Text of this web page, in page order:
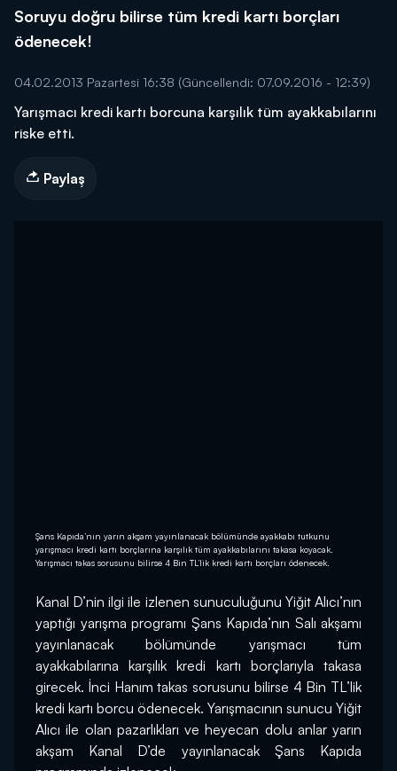
Soruyu doğru bilirse tüm kredi kartı borçları
ödenecek!
04.02.2013 Pazartesi 16:38 (Güncellendi: 07.09.2016 - 12:39)
Yarışmacı kredi kartı borcuna karşılık tüm ayakkabılarını
riske etti.
Paylaş
Şans Kapıda’nın yarın akşam yayınlanacak bölümünde ayakkabı tutkunu
yarışmacı kredi kartı borçlarına karşılık tüm ayakkabılarını takasa koyacak.
Yarışmacı takas sorusunu bilirse 4 Bin TL’lik kredi kartı borçları ödenecek.
Kanal D’nin ilgi ile izlenen sunuculuğunu Yiğit Alıcı’nın
yaptığı yarışma programı Şans Kapıda’nın Salı akşamı
yayınlanacak bölümünde yarışmacı tüm
ayakkabılarına karşılık kredi kartı borçlarıyla takasa
girecek. İnci Hanım takas sorusunu bilirse 4 Bin TL’lik
kredi kartı borcu ödenecek. Yarışmacının sunucu Yiğit
Alıcı ile olan pazarlıkları ve heyecan dolu anlar yarın
akşam Kanal D’de yayınlanacak Şans Kapıda